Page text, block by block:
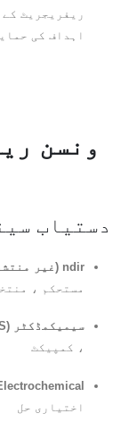
ریفریجریٹ
اہداف کی
ونسن
دستیاب
ndir (غیر منتشر اورکت) ریفریجریٹ سینسر
مستحکم ،
سیمیکمڈکٹر (MOS) ریفریجریٹ سینسر
، کمپیکٹ
اختیاری حل